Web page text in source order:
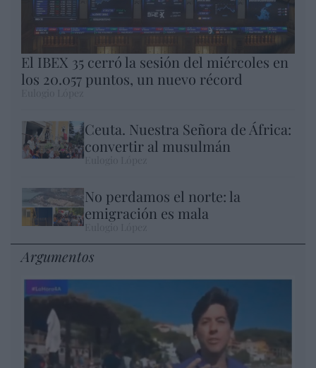
El IBEX 35 cerró la sesión del miércoles en
los 20.057 puntos, un nuevo récord
Ceuta. Nuestra Señora de África:
convertir al musulmán
No perdamos el norte: la
emigración es mala
Argumentos